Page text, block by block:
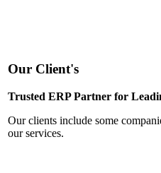
Our Client's
Trusted ERP Partner for
Our clients include some
our services.